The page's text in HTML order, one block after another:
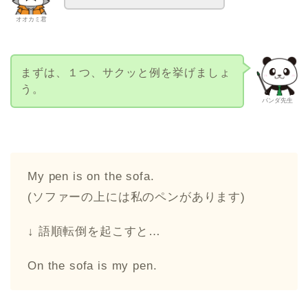
オオカミ君
パンダ先生
まずは、１つ、サクッと例を挙げましょ
う。
My pen is on the sofa.
(ソファーの上には私のペンがあります)
↓ 語順転倒を起こすと…
On the sofa is my pen.